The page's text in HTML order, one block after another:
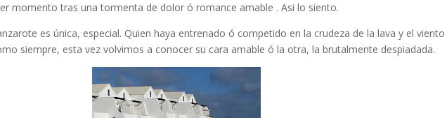
momento tras una tormenta de dolor ó romance amable . Asi lo siento.
es única, especial. Quien haya entrenado ó competido en la crudeza de la lava y el viento
siempre, esta vez volvimos a conocer su cara amable ó la otra, la brutalmente despiadada.